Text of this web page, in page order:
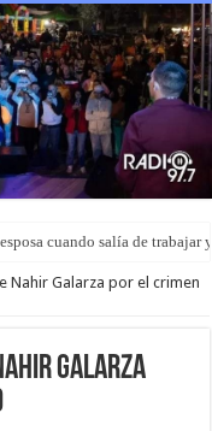
cuando salía de
Nahir Galarza por el crimen
Galarza